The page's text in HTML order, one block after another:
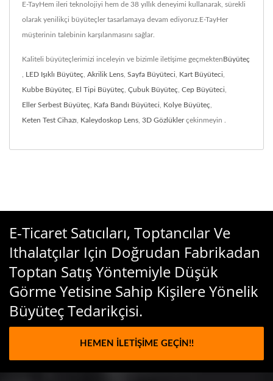
E-TayHem ileri teknolojiyi hem de 38 yıllık deneyimi kullanarak, sürekli
olarak yenilikçi büyüteçler tasarlamaya devam ediyoruz.E-TayHer
müşterinin talebinin karşılanmasını sağlar.
Kaliteli büyüteçlerimizi inceleyin ve bizimle iletişime geçmekten Büyüteç
LED Işıklı Büyüteç Akrilik Lens Sayfa Büyüteci Kart Büyüteci
Kubbe Büyüteç El Tipi Büyüteç Çubuk Büyüteç Cep Büyüteci
Eller Serbest Büyüteç Kafa Bandı Büyüteci Kolye Büyüteç
Keten Test Cihazı Kaleydoskop Lens 3D Gözlüklerçekinmeyin .
E-Ticaret Satıcıları, Toptancılar Ve
Ithalatçılar Için Doğrudan Fabrikadan
Toptan Satış Yöntemiyle Düşük
Görme Yetisine Sahip Kişilere Yönelik
Büyüteç Tedarikçisi.
HEMEN İLETIŞIME GEÇIN!!